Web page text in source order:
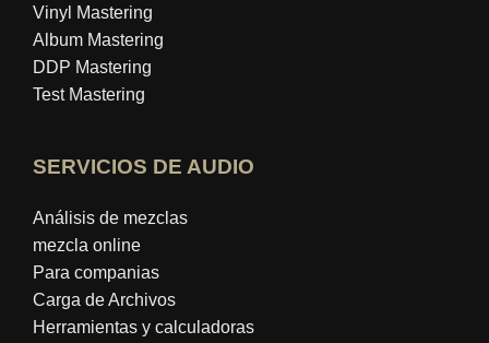
Vinyl Mastering
Album Mastering
DDP Mastering
Test Mastering
SERVICIOS DE AUDIO
Análisis de mezclas
mezcla online
Para companias
Carga de Archivos
Herramientas y calculadoras